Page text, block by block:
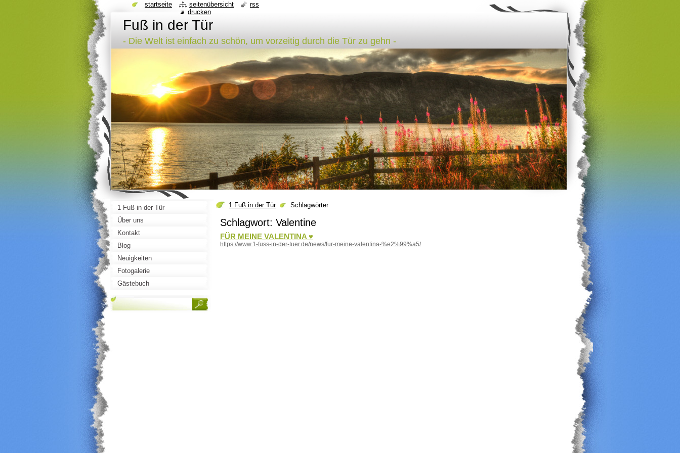
Fuß in der Tür
- Die Welt ist einfach zu schön, um vorzeitig durch die Tür zu gehn -
1 Fuß in der Tür Schlagwörter
Schlagwort: Valentine
FÜR MEINE VALENTINA ♥
https://www.1-fuss-in-der-tuer.de/news/fur-meine-valentina-%e2%99%a5/
1 Fuß in der Tür
Über uns
Kontakt
Blog
Neuigkeiten
Fotogalerie
Gästebuch
startseite seitenübersicht
rss
drucken